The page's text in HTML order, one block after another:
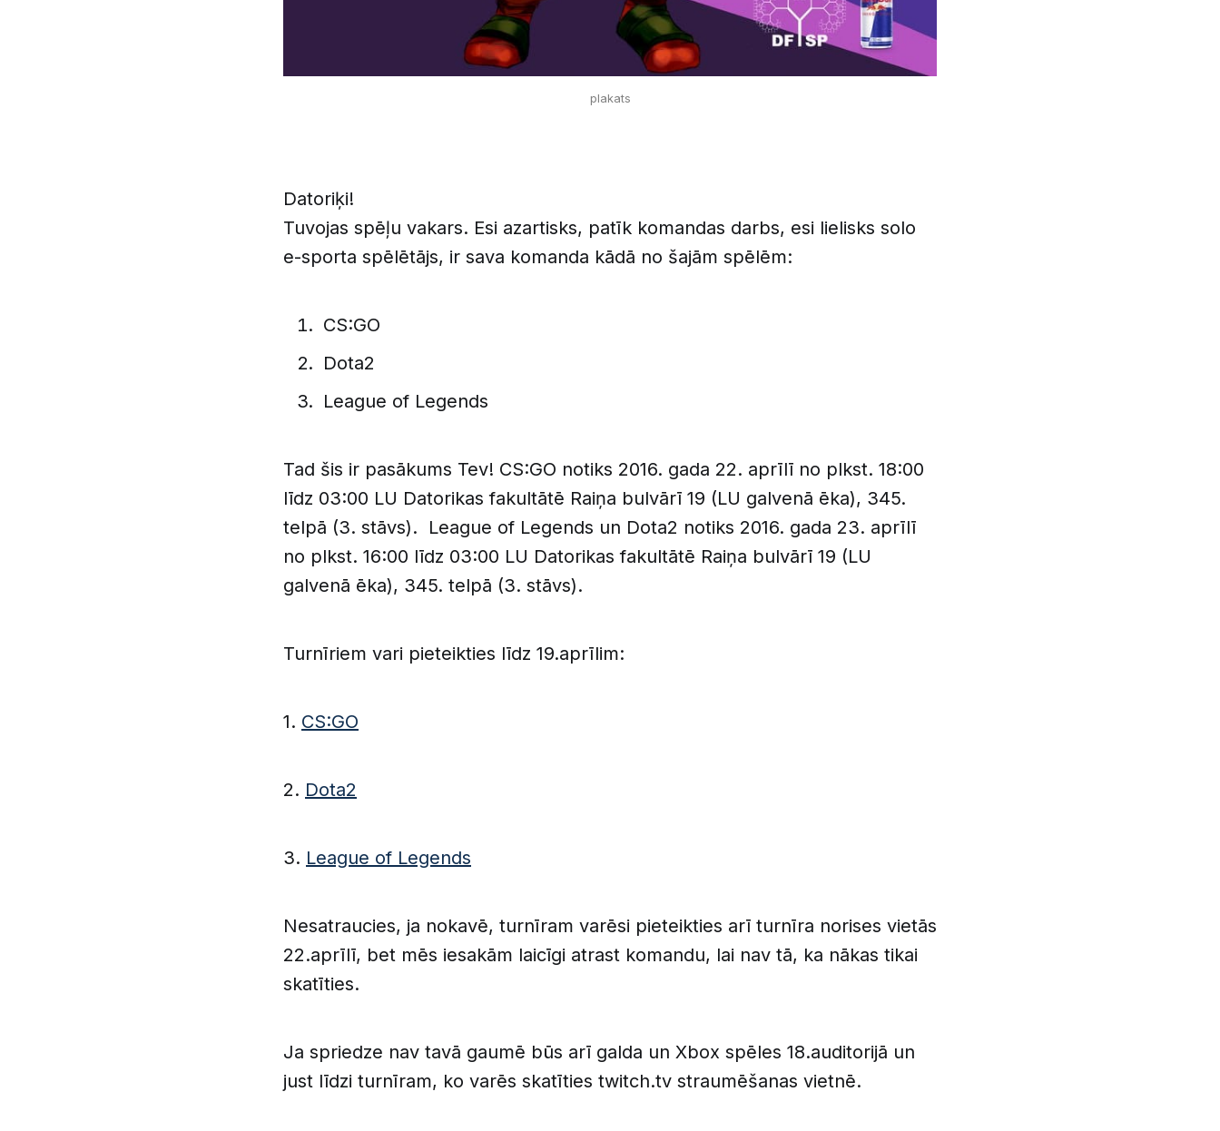
plakats
Datoriķi!
Tuvojas spēļu vakars. Esi azartisks, patīk komandas darbs, esi lielisks solo
e-sporta spēlētājs, ir sava komanda kādā no šajām spēlēm:
CS:GO
Dota2
League of Legends
Tad šis ir pasākums Tev! CS:GO notiks 2016. gada 22. aprīlī no plkst. 18:00
līdz 03:00 LU Datorikas fakultātē Raiņa bulvārī 19 (LU galvenā ēka), 345.
telpā (3. stāvs). League of Legends un Dota2 notiks 2016. gada 23. aprīlī
no plkst. 16:00 līdz 03:00 LU Datorikas fakultātē Raiņa bulvārī 19 (LU
galvenā ēka), 345. telpā (3. stāvs).
Turnīriem vari pieteikties līdz 19.aprīlim:
1. CS:GO
2. Dota2
3. League of Legends
Nesatraucies, ja nokavē, turnīram varēsi pieteikties arī turnīra norises vietās
22.aprīlī, bet mēs iesakām laicīgi atrast komandu, lai nav tā, ka nākas tikai
skatīties.
Ja spriedze nav tavā gaumē būs arī galda un Xbox spēles 18.auditorijā un
just līdzi turnīram, ko varēs skatīties twitch.tv straumēšanas vietnē.